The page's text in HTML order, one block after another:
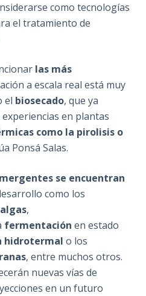
como tecnologías
el tratamiento de
las más
a escala real está muy
el biosecado, que ya
en plantas
como la pirolisis o
Ponsá Salas.
se encuentran
como los
,
fermentación en estado
hidrotermal o los
, entre muchos otros.
nuevas vías de
en un futuro